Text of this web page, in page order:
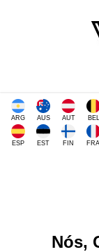
ARG AUS AUT BEL
ESP EST FIN FRA
Nós,